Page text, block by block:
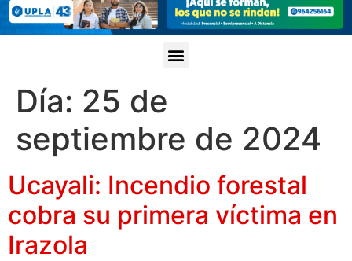
Día: 25 de
septiembre de 2024
Ucayali: Incendio forestal
cobra su primera víctima en
Irazola